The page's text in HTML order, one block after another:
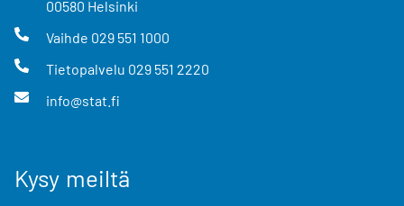
00580 Helsinki
Vaihde 029 551 1000
Tietopalvelu 029 551 2220
info@stat.fi
Kysy meiltä